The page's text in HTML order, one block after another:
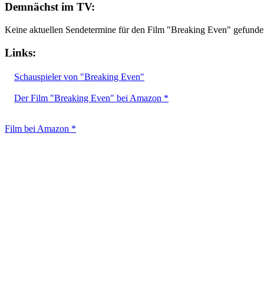
Demnächst im TV:
Keine aktuellen Sendetermine für den Film "Breaking Even"
Links:
Schauspieler von "Breaking Even"
Der Film "Breaking Even" bei Amazon *
Film bei Amazon *